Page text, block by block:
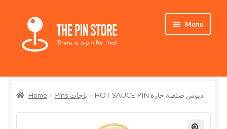
Skip
navigation
Skip
content
Menu
StoreHome Pins باجات HOT SAUCE PIN دبوس صلصة حارة